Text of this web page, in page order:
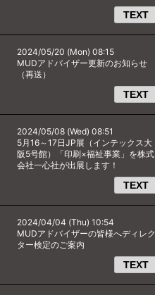
TEXT
2024/05/20 (Mon) 08:15
MUDアドバイザー更新のお知らせ
（再送）
TEXT
2024/05/08 (Wed) 08:51
5月16～17日JP展（インテックス大
阪5号館）「印刷×福祉事業」を株式
会社一心社が出展します！
TEXT
2024/04/04 (Thu) 10:54
MUDアドバイザーの皆様へディレク
ター検定のご案内
TEXT